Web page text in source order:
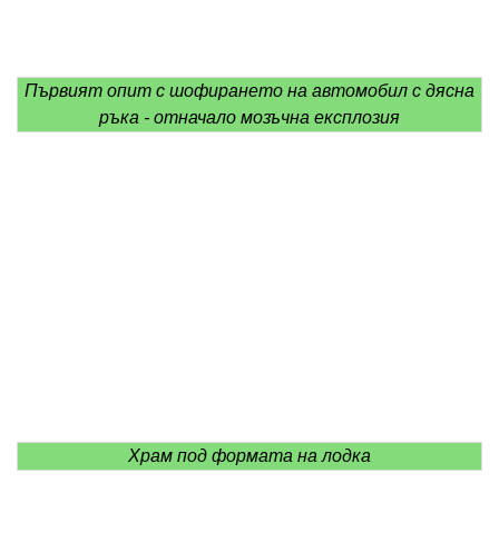
Първият опит с шофирането на автомобил с дясна
ръка - отначало мозъчна експлозия
Храм под формата на лодка